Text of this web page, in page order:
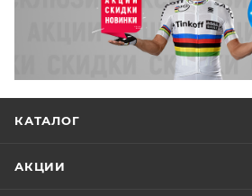
КАТАЛОГ
АКЦИИ